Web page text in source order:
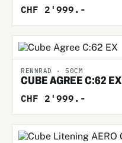
CHF 2'999.-
RENNRAD · 50CM
CUBE AGREE C:62 EX
CHF 2'999.-